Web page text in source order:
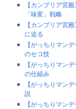
【カンブリア宮
「味変」戦略
【カンブリア宮
に迫る
【がっちりマン
のセコ技
【がっちりマン
の仕組み
【がっちりマン
説
【がっちりマン